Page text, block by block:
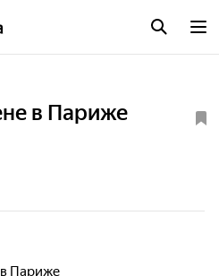
в Париже
Париже